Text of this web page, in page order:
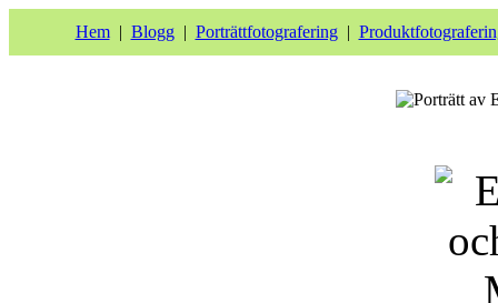
Hem| Blogg| Porträttfotografering|